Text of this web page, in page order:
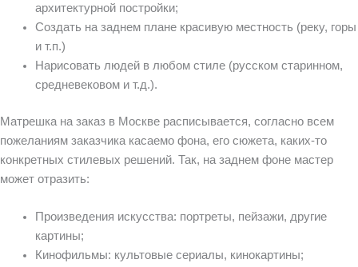
архитектурной постройки;
Создать на заднем плане красивую местность (реку, горы
и т.п.)
Нарисовать людей в любом стиле (русском старинном,
средневековом и т.д.).
Матрешка на заказ в Москве расписывается, согласно всем
пожеланиям заказчика касаемо фона, его сюжета, каких-то
конкретных стилевых решений. Так, на заднем фоне мастер
может отразить:
Произведения искусства: портреты, пейзажи, другие
картины;
Кинофильмы: культовые сериалы, кинокартины;